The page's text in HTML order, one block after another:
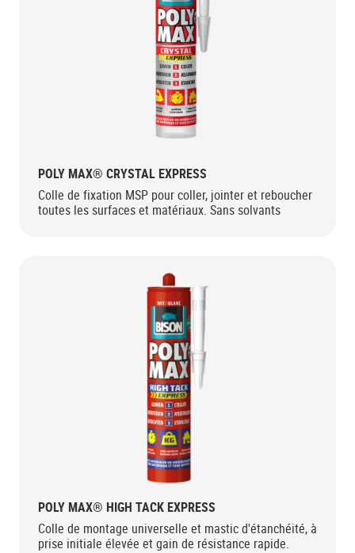
POLY MAX® CRYSTAL EXPRESS
Colle de fixation MSP pour coller, jointer et reboucher
toutes les surfaces et matériaux. Sans solvants
POLY MAX® HIGH TACK EXPRESS
Colle de montage universelle et mastic d'étanchéité, à
prise initiale élevée et gain de résistance rapide.